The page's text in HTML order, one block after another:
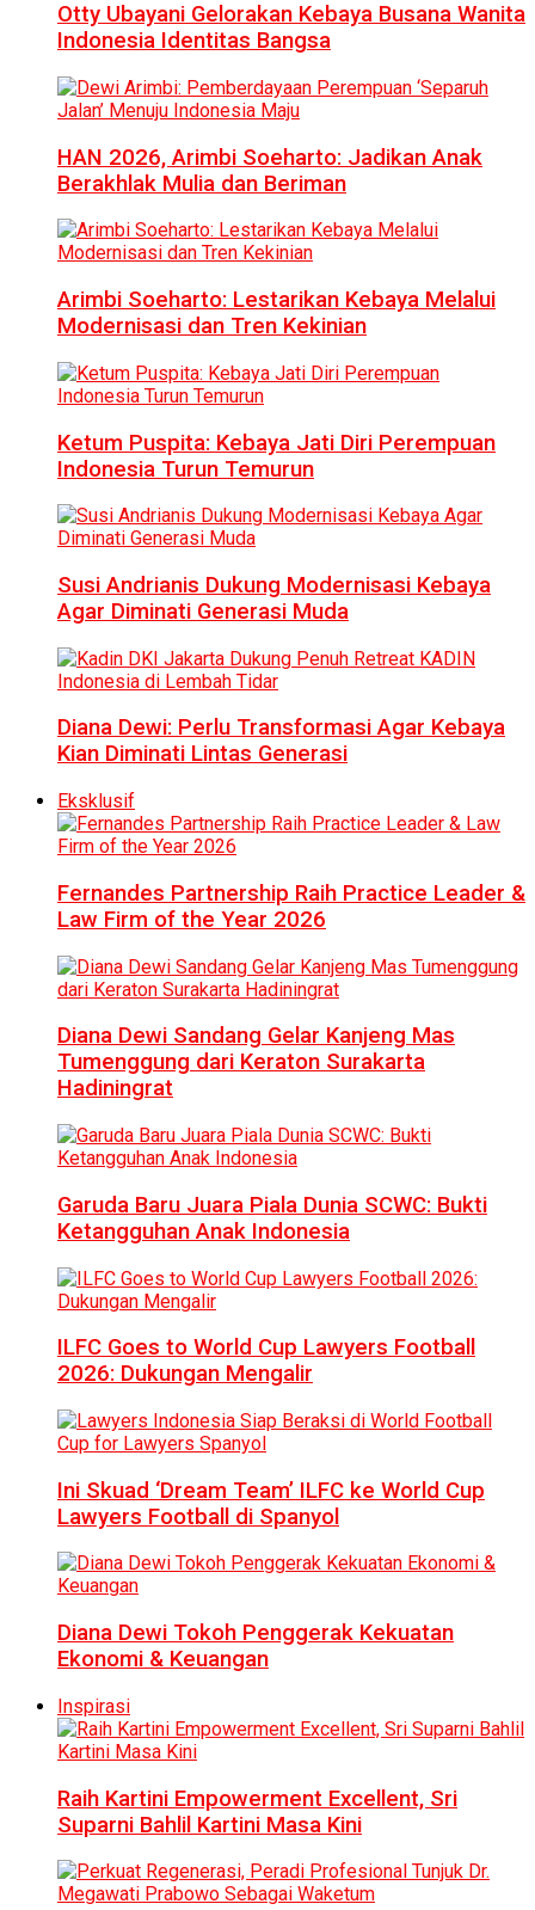
Otty Ubayani Gelorakan Kebaya Busana Wanita
Indonesia Identitas Bangsa
HAN 2026, Arimbi Soeharto: Jadikan Anak
Berakhlak Mulia dan Beriman
Arimbi Soeharto: Lestarikan Kebaya Melalui
Modernisasi dan Tren Kekinian
Ketum Puspita: Kebaya Jati Diri Perempuan
Indonesia Turun Temurun
Susi Andrianis Dukung Modernisasi Kebaya
Agar Diminati Generasi Muda
Diana Dewi: Perlu Transformasi Agar Kebaya
Kian Diminati Lintas Generasi
Eksklusif
Fernandes Partnership Raih Practice Leader &
Law Firm of the Year 2026
Diana Dewi Sandang Gelar Kanjeng Mas
Tumenggung dari Keraton Surakarta
Hadiningrat
Garuda Baru Juara Piala Dunia SCWC: Bukti
Ketangguhan Anak Indonesia
ILFC Goes to World Cup Lawyers Football
2026: Dukungan Mengalir
Ini Skuad ‘Dream Team’ ILFC ke World Cup
Lawyers Football di Spanyol
Diana Dewi Tokoh Penggerak Kekuatan
Ekonomi & Keuangan
Inspirasi
Raih Kartini Empowerment Excellent, Sri
Suparni Bahlil Kartini Masa Kini